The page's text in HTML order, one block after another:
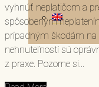
vyhnúť neplatičom a
spôsobeným
prípadným škodám
nehnuteľností sú
z praxe. Pozorne si...